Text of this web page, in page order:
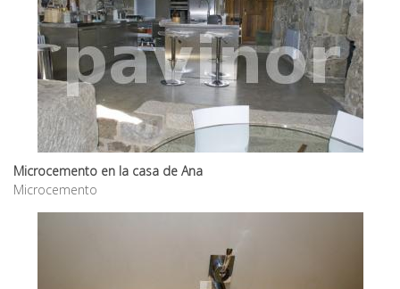
Microcemento en la casa de Ana
Microcemento